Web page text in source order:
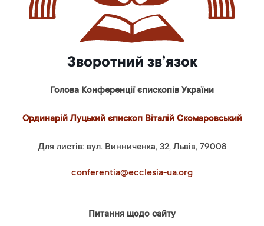
Зворотний зв’язок
Голова Конференції єпископів України
Ординарій Луцький єпископ Віталій Скомаровський
Для листів: вул. Винниченка, 32, Львів, 79008
conferentia@ecclesia-ua.org
Питання щодо сайту